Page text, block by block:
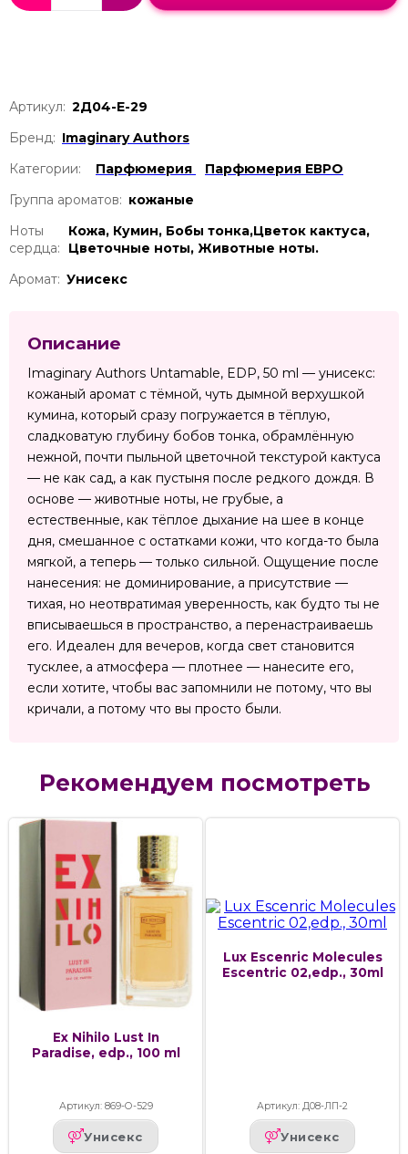
Артикул: 2Д04-Е-29
Бренд: Imaginary Authors
Категории:
Парфюмерия
Парфюмерия ЕВРО
Группа ароматов: кожаные
Ноты
сердца:
Кожа, Кумин, Бобы тонка,Цветок кактуса,
Цветочные ноты, Животные ноты.
Аромат: Унисекс
Описание
Imaginary Authors Untamable, EDP, 50 ml — унисекс:
кожаный аромат с тёмной, чуть дымной верхушкой
кумина, который сразу погружается в тёплую,
сладковатую глубину бобов тонка, обрамлённую
нежной, почти пыльной цветочной текстурой кактуса
— не как сад, а как пустыня после редкого дождя. В
основе — животные ноты, не грубые, а
естественные, как тёплое дыхание на шее в конце
дня, смешанное с остатками кожи, что когда-то была
мягкой, а теперь — только сильной. Ощущение после
нанесения: не доминирование, а присутствие —
тихая, но неотвратимая уверенность, как будто ты не
вписываешься в пространство, а перенастраиваешь
его. Идеален для вечеров, когда свет становится
тусклее, а атмосфера — плотнее — нанесите его,
если хотите, чтобы вас запомнили не потому, что вы
кричали, а потому что вы просто были.
Рекомендуем посмотреть
Ex Nihilo Lust In
Paradise, edp., 100 ml
Артикул: 869-О-529
Унисекс
Lux Escenric Molecules
Escentric 02,edp., 30ml
Артикул: Д08-ЛП-2
Унисекс